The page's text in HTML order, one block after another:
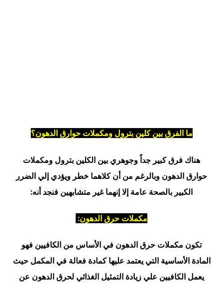
ما الفرق بين كلين بترول ومكملات حوارق الدهون؟
هناك فرق كبير جداً وجوهري بين الكلين بترول ومكملات
حوارق الدهون وبالرغم من أن كلاهما خطر ويؤدي إلي الضرر
الكبير بالصحة عامة إلا إنهما غير متشابهين فنجد أنه:
مكملات حرق الدهون:
تكون مكملات حرق الدهون في الأساس من الكافيين فهو
المادة الأساسية التي يعتمد عليها كمادة فعالة في المكمل حيث
يعمل الكافيين علي زيادة التمثيل الغذائي لحرق الدهون عن